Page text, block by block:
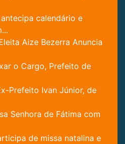
calendário e
Aize Bezerra Anuncia
o Cargo, Prefeito de
Prefeito Ivan Júnior, de
Senhora de Fátima com
de missa natalina e